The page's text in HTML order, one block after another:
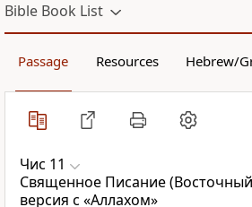
Bible Book List
Passage Resources Hebrew/
Чис 11
Священное Писание
версия с «Аллахом»